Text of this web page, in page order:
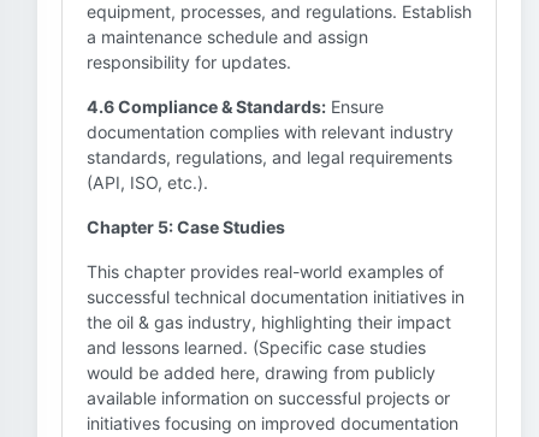
equipment, processes, and regulations. Establish
a maintenance schedule and assign
responsibility for updates.
4.6 Compliance & Standards: Ensure
documentation complies with relevant industry
standards, regulations, and legal requirements
(API, ISO, etc.).
Chapter 5: Case Studies
This chapter provides real-world examples of
successful technical documentation initiatives in
the oil & gas industry, highlighting their impact
and lessons learned. (Specific case studies
would be added here, drawing from publicly
available information on successful projects or
initiatives focusing on improved documentation